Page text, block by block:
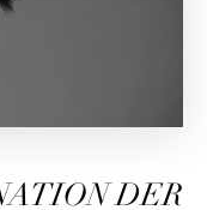
DER